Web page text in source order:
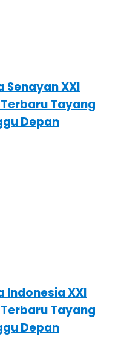
Senayan XXI
Tayang
Depan
Indonesia XXI
Tayang
Depan